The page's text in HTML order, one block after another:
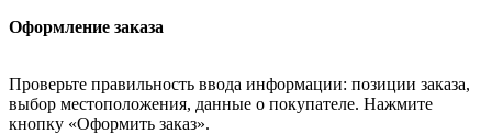
Оформление заказа
Проверьте правильность ввода информации: позиции заказа,
выбор местоположения, данные о покупателе. Нажмите
кнопку «Оформить заказ».